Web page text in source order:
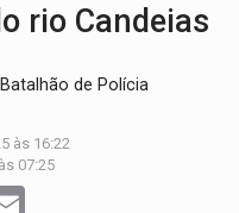
rio Candeias
de Polícia
às 16:22
07:25